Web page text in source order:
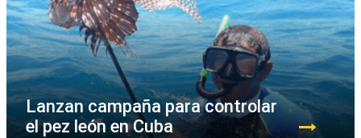
Lanzan campaña para controlar
el pez león en Cuba